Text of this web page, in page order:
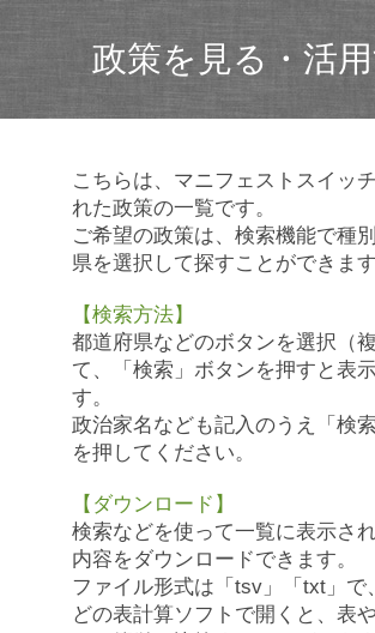
政策を見る・活
こちらは、マニフェストスイッ
れた政策の一覧です。
ご希望の政策は、検索機能で種
県を選択して探すことができます
【検索方法】
都道府県などのボタンを選択（
て、「検索」ボタンを押すと表
す。
政治家名なども記入のうえ「検
を押してください。
【ダウンロード】
検索などを使って一覧に表示さ
内容をダウンロードできます。
ファイル形式は「tsv」「txt」で
どの表計算ソフトで開くと、表